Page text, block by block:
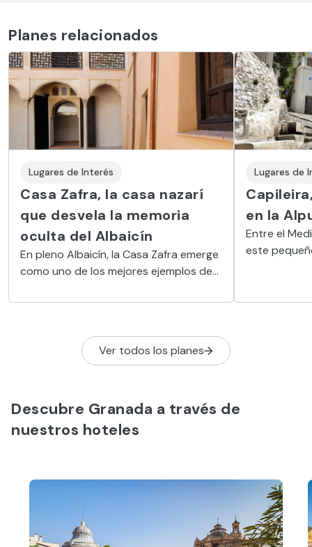
Planes relacionados
Lugares de Interés
Casa Zafra, la casa nazarí
que desvela la memoria
oculta del Albaicín
En pleno Albaicín, la Casa Zafra emerge
como uno de los mejores ejemplos de
hogar palatino convertido en museo
antiguos revelan la vida cotidiana del
barrio en tiempos medievales.
Lugares de
en la
Entre el
este
Ver todos los planes
Descubre Granada a través de
nuestros hoteles